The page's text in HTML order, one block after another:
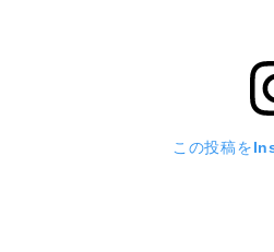
この投稿を